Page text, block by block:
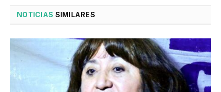
NOTICIAS SIMILARES